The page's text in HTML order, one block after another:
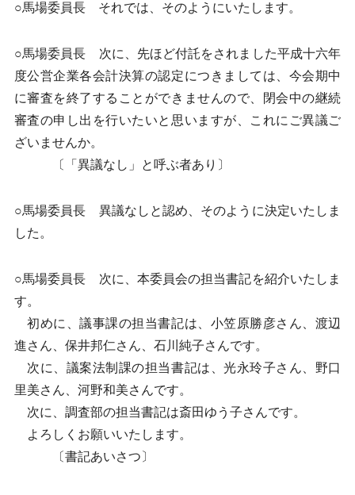
○馬場委員長 それでは、そのようにいたします。
○馬場委員長 次に、先ほど付託をされました平成十六年
度公営企業各会計決算の認定につきましては、今会期中
に審査を終了することができませんので、閉会中の継続
審査の申し出を行いたいと思いますが、これにご異議ご
ざいませんか。
〔「異議なし」と呼ぶ者あり〕
○馬場委員長 異議なしと認め、そのように決定いたしま
した。
○馬場委員長 次に、本委員会の担当書記を紹介いたしま
す。
初めに、議事課の担当書記は、小笠原勝彦さん、渡辺
進さん、保井邦仁さん、石川純子さんです。
次に、議案法制課の担当書記は、光永玲子さん、野口
里美さん、河野和美さんです。
次に、調査部の担当書記は斎田ゆう子さんです。
よろしくお願いいたします。
〔書記あいさつ〕